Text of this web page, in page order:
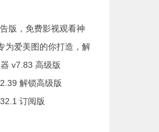
版，免费影视观看神
为爱美图的你打造，解
v7.83 高级版
解锁高级版
订阅版